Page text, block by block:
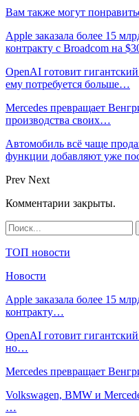
Вам также могут
Apple заказала более 15
контракту с Broadcom на
OpenAI готовит
ему потребуется больше…
Mercedes превращает
производства своих…
Автомобиль всё чаще
функции добавляют уже
Prev Next
Комментарии закрыты.
ТОП новости
Новости
Apple заказала более 15
контракту…
OpenAI готовит
но…
Mercedes превращает
Volkswagen, BMW и
…